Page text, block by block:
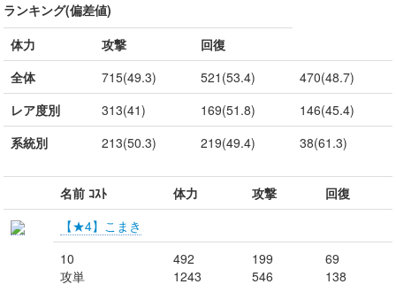
ランキング(偏差値)
体力
攻撃
回復
全体
715(49.3) 521(53.4)
470(48.7)
レア度別
313(41) 169(51.8)
146(45.4)
系統別
213(50.3) 219(49.4) 38(61.3)
名前 ｺｽﾄ 体力 攻撃
回復
【★4】こまき
10
攻単
492
1243
199
546
69
138